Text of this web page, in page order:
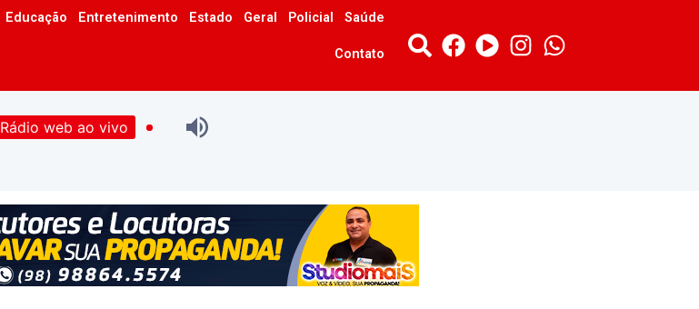
Educação Entretenimento Estado Geral Policial Saúde
Contato
Rádio web ao vivo